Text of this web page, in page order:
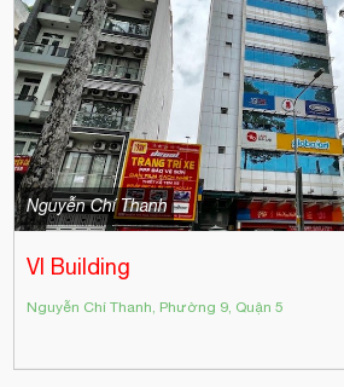
Nguyễn Chí Thanh
VI Building
Nguyễn Chí Thanh, Phường 9, Quận 5